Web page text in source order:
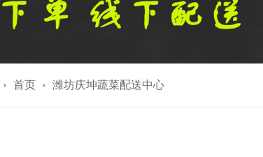
首页 潍坊庆坤蔬菜配送中心